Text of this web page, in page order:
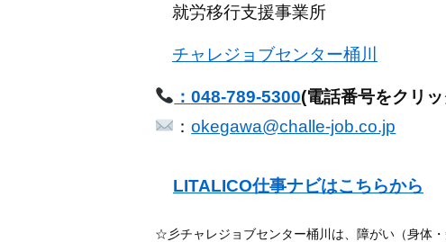
就労移行支援事業所
チャレジョブセンター桶川
：048-789-5300(電話番号をクリ
：okegawa@challe-job.co.jp
LITALICO仕事ナビはこちらから
☆彡チャレジョブセンター桶川は、障がい（身体